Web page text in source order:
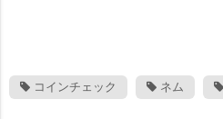
コインチェック ネム